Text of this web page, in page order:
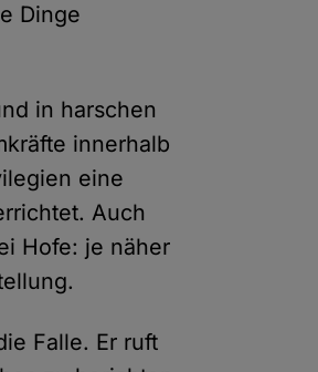
Dinge
in harschen
innerhalb
eine
Auch
Hofe: je näher
Falle. Er ruft